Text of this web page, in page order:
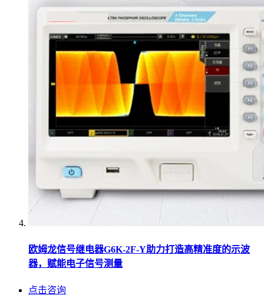
欧姆龙信号继电器G6K-2F-Y助力打造高精准度的示波
器，赋能电子信号测量
点击咨询